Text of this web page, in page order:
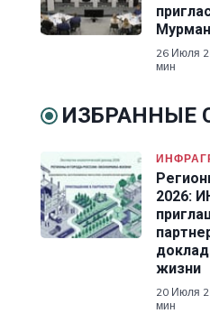
26 Июля
мин
ИЗБРАННЫЕ
2026:
жизни
20 Июля
мин